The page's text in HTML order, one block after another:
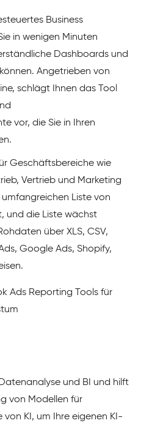
Business
in wenigen Minuten
Dashboards und
Angetrieben von
schlägt Ihnen das Tool
vor, die Sie in Ihren
Geschäftsbereiche wie
Vertrieb und Marketing
Liste von
und die Liste wächst
über XLS, CSV,
Google Ads, Shopify,
Ads Reporting Tools für
und BI und hilft
von Modellen für
von KI, um Ihre eigenen KI-